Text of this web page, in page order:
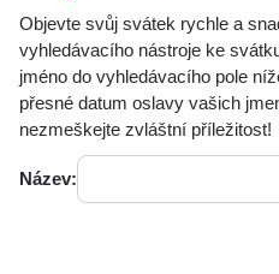
Objevte svůj svátek rychle a
vyhledávacího nástroje ke
jméno do vyhledávacího pole
přesné datum oslavy vašich
nezmeškejte zvláštní příležitost!
Název: